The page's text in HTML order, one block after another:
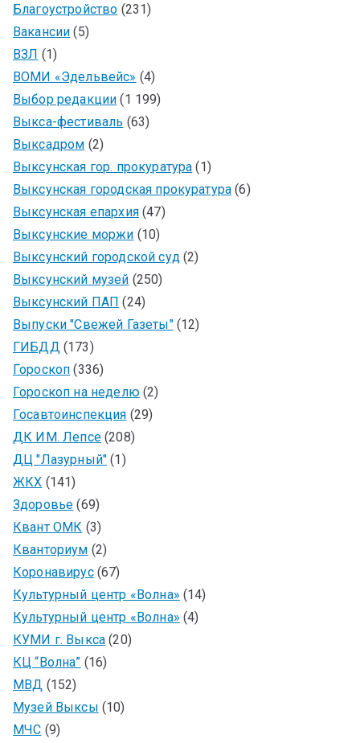
Благоустройство (231)
Вакансии (5)
ВЗЛ (1)
ВОМИ «Эдельвейс» (4)
Выбор редакции (1 199)
Выкса-фестиваль (63)
Выксадром (2)
Выксунская гор. прокуратура (1)
Выксунская городская прокуратура (6)
Выксунская епархия(47)
Выксунские моржи (10)
Выксунский городской суд(2)
Выксунский музей (250)
Выксунский ПАП (24)
Выпуски "Свежей Газеты"(12)
ГИБДД(173)
Гороскоп (336)
Гороскоп на неделю(2)
Госавтоинспекция (29)
ДК ИМ. Лепсе(208)
ДЦ "Лазурный" (1)
ЖКХ (141)
Здоровье (69)
Квант ОМК (3)
Кванториум (2)
Коронавирус(67)
Культурный центр «Волна» (14)
Культурный центр «Волна» (4)
КУМИ г. Выкса (20)
КЦ “Волна” (16)
МВД (152)
Музей Выксы (10)
МЧС (9)